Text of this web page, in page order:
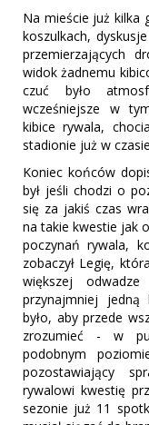
Na mieście już kilka
koszulkach,
przemierzających
widok żadnemu
czuć było
wcześniejsze w
kibice rywala,
stadionie już w
Koniec końców
był jeśli chodzi o
się za jakiś czas
na takie kwestie jak
poczynań rywala,
zobaczył Legię,
większej
przynajmniej jedną
było, aby przede
zrozumieć - w
podobnym
pozostawiający
rywalowi kwestię
sezonie już 11